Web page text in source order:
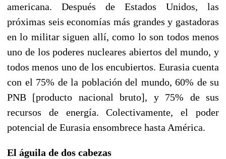
americana. Después de Estados Unidos, las
próximas seis economías más grandes y gastadoras
en lo militar siguen allí, como lo son todos menos
uno de los poderes nucleares abiertos del mundo, y
todos menos uno de los encubiertos. Eurasia cuenta
con el 75% de la población del mundo, 60% de su
PNB [producto nacional bruto], y 75% de sus
recursos de energía. Colectivamente, el poder
potencial de Eurasia ensombrece hasta América.
El águila de dos cabezas